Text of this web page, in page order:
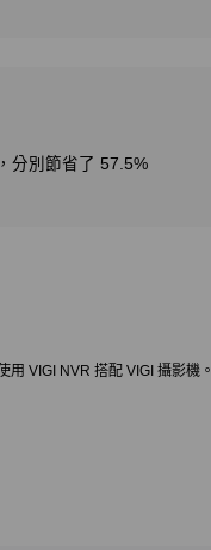
分別節省了 57.5%
VIGI NVR 搭配 VIGI 攝影機。